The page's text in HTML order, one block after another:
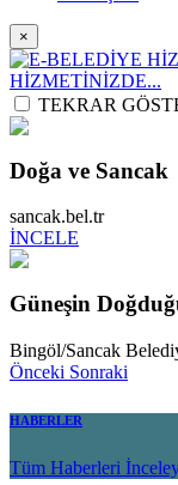
×
TEKRAR
Doğa ve Sancak
sancak.bel.tr
İNCELE
Güneşin
Bingöl/Sancak
Önceki Sonraki
HABERLER
Tüm Haberleri